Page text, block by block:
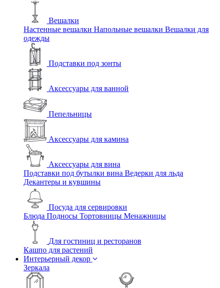
Вешалки
Настенные вешалки Напольные вешалки Вешалки для
одежды
Подставки под зонты
Аксессуары для ванной
Пепельницы
Аксессуары для камина
Аксессуары для вина
Подставки под бутылки вина Ведерки для льда
Декантеры и кувшины
Посуда для сервировки
Блюда Подносы Тортовницы Менажницы
Для гостиниц и ресторанов
Кашпо для растений
Интерьерный декор
Зеркала